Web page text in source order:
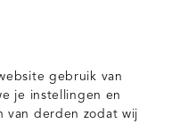
gebruik van
je instellingen en
van derden zodat wij